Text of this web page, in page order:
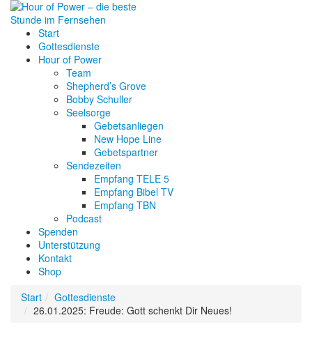
Start
Gottesdienste
Hour of Power
Team
Shepherd’s Grove
Bobby Schuller
Seelsorge
Gebetsanliegen
New Hope Line
Gebetspartner
Sendezeiten
Empfang TELE 5
Empfang Bibel TV
Empfang TBN
Podcast
Spenden
Unterstützung
Kontakt
Shop
Start
Gottesdienste
26.01.2025: Freude: Gott schenkt Dir Neues!